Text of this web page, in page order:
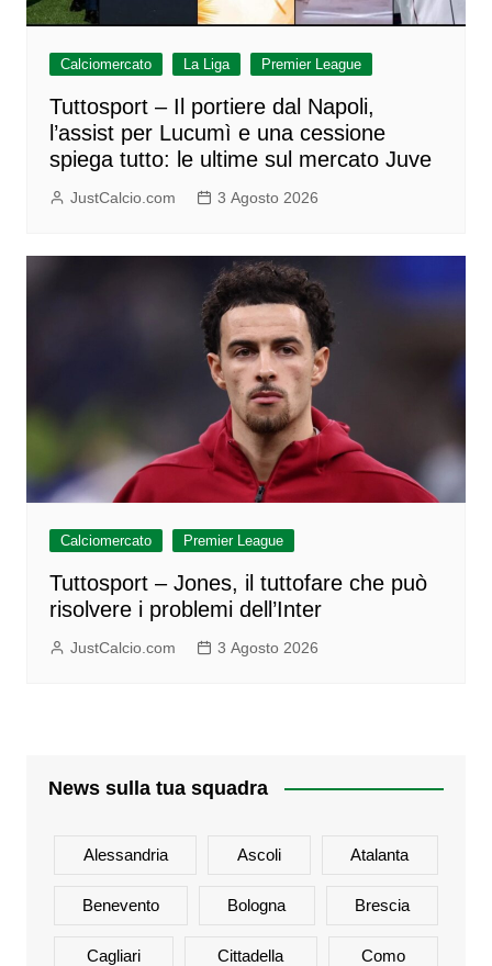
Calciomercato La Liga Premier League
Tuttosport – Il portiere dal Napoli,
l’assist per Lucumì e una cessione
spiega tutto: le ultime sul mercato Juve
JustCalcio.com 3 Agosto 2026
Calciomercato Premier League
Tuttosport – Jones, il tuttofare che può
risolvere i problemi dell’Inter
JustCalcio.com 3 Agosto 2026
News sulla tua squadra
Alessandria Ascoli Atalanta
Benevento Bologna Brescia
Cagliari Cittadella Como